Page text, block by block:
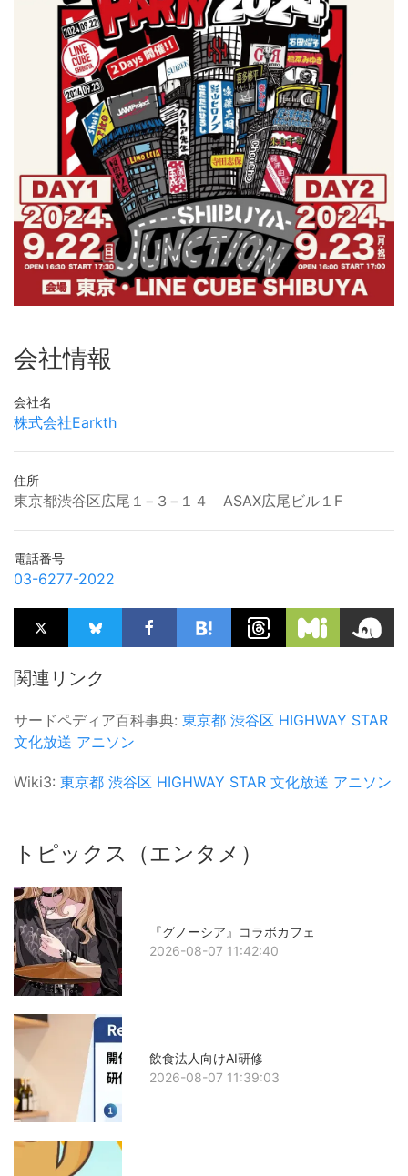
会社情報
会社名
株式会社Earkth
住所
東京都渋谷区広尾１−３−１４ ASAX広尾ビル１F
電話番号
03-6277-2022
関連リンク
サードペディア百科事典: 東京都 渋谷区 HIGHWAY STAR
文化放送 アニソン
Wiki3: 東京都 渋谷区 HIGHWAY STAR 文化放送 アニソン
トピックス（エンタメ）
『グノーシア』コラボカフェ
2026-08-07 11:42:40
飲食法人向けAI研修
2026-08-07 11:39:03